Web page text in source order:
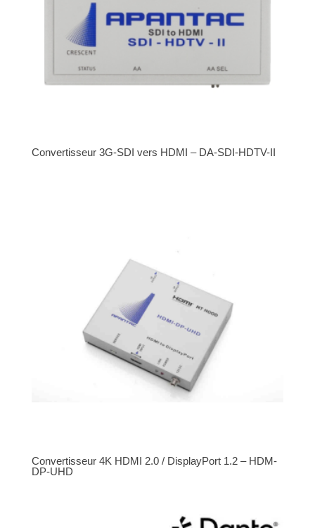
Convertisseur 3G-SDI vers HDMI – DA-SDI-HDTV-II
Convertisseur 4K HDMI 2.0 / DisplayPort 1.2 – HDM-
DP-UHD